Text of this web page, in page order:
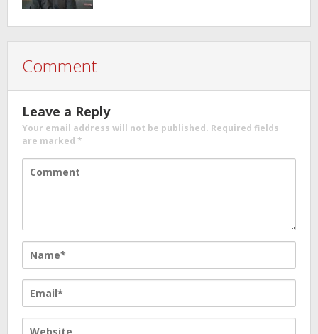
Comment
Leave a Reply
Your email address will not be published. Required fields
are marked *